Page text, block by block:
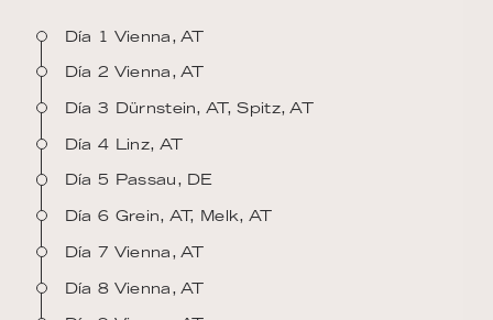
Día 1 Vienna, AT
Día 2 Vienna, AT
Día 3 Dürnstein, AT, Spitz, AT
Día 4 Linz, AT
Día 5 Passau, DE
Día 6 Grein, AT, Melk, AT
Día 7 Vienna, AT
Día 8 Vienna, AT